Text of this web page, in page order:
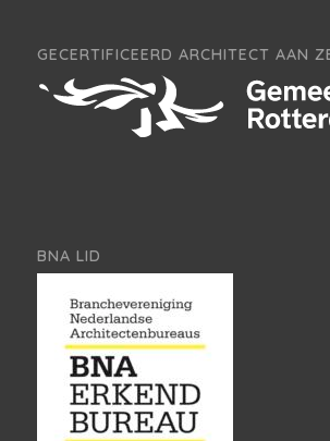
GECERTIFICEERD ARCHITECT AAN
BNA LID